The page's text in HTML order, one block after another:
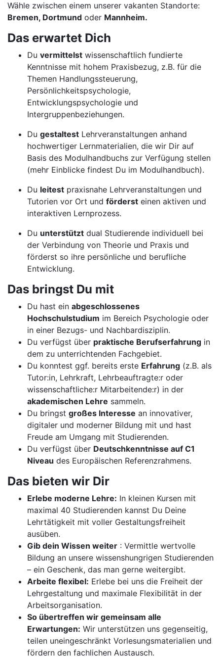
Wähle zwischen einem unserer vakanten Standorte:
Bremen, Dortmund oder Mannheim.
Das erwartet Dich
Du vermittelst wissenschaftlich fundierte
Kenntnisse mit hohem Praxisbezug, z.B. für die
Themen Handlungssteuerung,
Persönlichkeitspsychologie,
Entwicklungspsychologie und
Intergruppenbeziehungen.
Du gestaltest Lehrveranstaltungen anhand
hochwertiger Lernmaterialien, die wir Dir auf
Basis des Modulhandbuchs zur Verfügung stellen
(mehr Einblicke findest Du im Modulhandbuch).
Du leitest praxisnahe Lehrveranstaltungen und
Tutorien vor Ort und förderst einen aktiven und
interaktiven Lernprozess.
Du unterstützt dual Studierende individuell bei
der Verbindung von Theorie und Praxis und
förderst so ihre persönliche und berufliche
Entwicklung.
Das bringst Du mit
Du hast ein abgeschlossenes
Hochschulstudium im Bereich Psychologie oder
in einer Bezugs- und Nachbardisziplin.
Du verfügst über praktische Berufserfahrung in
dem zu unterrichtenden Fachgebiet.
Du konntest ggf. bereits erste Erfahrung (z.B. als
Tutor:in, Lehrkraft, Lehrbeauftragte:r oder
wissenschaftliche:r Mitarbeitende:r) in der
akademischen Lehre sammeln.
Du bringst großes Interesse an innovativer,
digitaler und moderner Bildung mit und hast
Freude am Umgang mit Studierenden.
Du verfügst über Deutschkenntnisse auf C1
Niveau des Europäischen Referenzrahmens.
Das bieten wir Dir
Erlebe moderne Lehre: In kleinen Kursen mit
maximal 40 Studierenden kannst Du Deine
Lehrtätigkeit mit voller Gestaltungsfreiheit
ausüben.
Gib dein Wissen weiter : Vermittle wertvolle
Bildung an unsere wissenshungrigen Studierenden
– ein Geschenk, das man gerne weitergibt.
Arbeite flexibel: Erlebe bei uns die Freiheit der
Lehrgestaltung und maximale Flexibilität in der
Arbeitsorganisation.
So übertreffen wir gemeinsam alle
Erwartungen: Wir unterstützen uns gegenseitig,
teilen uneingeschränkt Vorlesungsmaterialien und
fördern den fachlichen Austausch.